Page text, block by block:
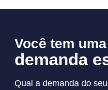
Você tem uma
demanda
Qual a demanda do